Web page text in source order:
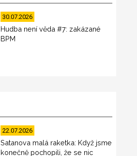
30.07.2026
Hudba není věda #7: zakázané
BPM
22.07.2026
Satanova malá raketka: Když jsme
konečně pochopili, že se nic